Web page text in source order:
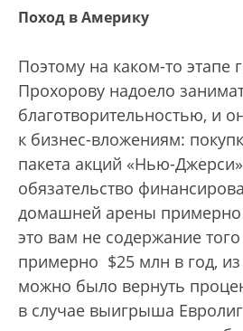
Поход в Америку
Поэтому на каком-то этапе
Прохорову надоело
благотворительностью, и
к бизнес-вложениям:
пакета акций «Нью-
обязательство
домашней арены
это вам не содержание
примерно $25 млн в год,
можно было вернуть
в случае выигрыша